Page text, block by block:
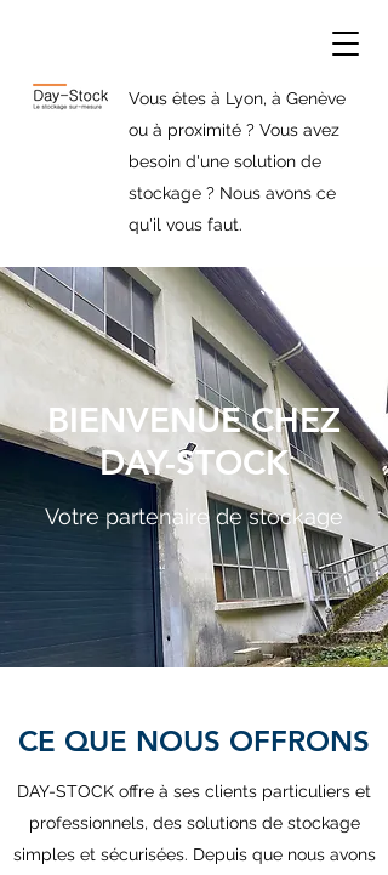
Vous êtes à Lyon, à Genève
ou à proximité ? Vous avez
besoin d'une solution de
stockage ? Nous avons ce
qu'il vous faut.
CE QUE NOUS OFFRONS
DAY-STOCK offre à ses clients particuliers et
professionnels, des solutions de stockage
simples et sécurisées. Depuis que nous avons
BIENVENUE CHEZ
DAY-STOCK
Votre partenaire de stockage